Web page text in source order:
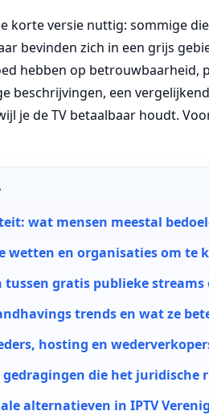
korte versie nuttig: sommige
bevinden zich in een grijs
hebben op betrouwbaarheid,
beschrijvingen, een
je de TV betaalbaar houdt.
wat mensen meestal
wetten en organisaties om te
tussen gratis publieke streams
trends en wat ze
hosting en
die het juridische
alternatieven in IPTV